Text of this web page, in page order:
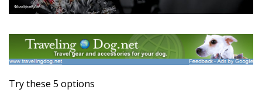
Try these 5 options